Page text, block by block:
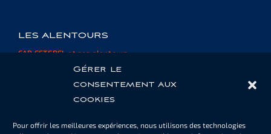
Gérer le
consentement aux
cookies
Pour offrir les meilleures expériences, nous utilisons des technologies
LES ALENTOURS
CAP ESTEREL et ses alentours
Informations et ressources
Cartes de piscine ou de parking